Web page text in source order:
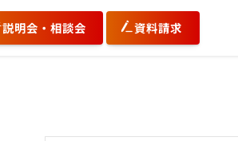
説明会・相談会 資料請求